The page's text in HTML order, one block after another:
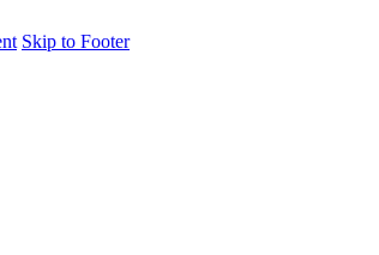
Skip to Footer